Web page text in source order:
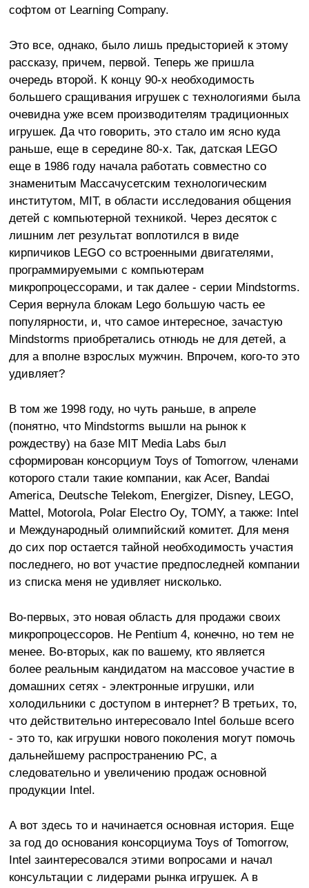
софтом от Learning Company.
Это все, однако, было лишь предысторией к этому
рассказу, причем, первой. Теперь же пришла
очередь второй. К концу 90-х необходимость
большего сращивания игрушек с технологиями была
очевидна уже всем производителям традиционных
игрушек. Да что говорить, это стало им ясно куда
раньше, еще в середине 80-х. Так, датская LEGO
еще в 1986 году начала работать совместно со
знаменитым Массачусетским технологическим
институтом, MIT, в области исследования общения
детей с компьютерной техникой. Через десяток с
лишним лет результат воплотился в виде
кирпичиков LEGO со встроенными двигателями,
программируемыми с компьютерам
микропроцессорами, и так далее - серии Mindstorms.
Серия вернула блокам Lego большую часть ее
популярности, и, что самое интересное, зачастую
Mindstorms приобретались отнюдь не для детей, а
для а вполне взрослых мужчин. Впрочем, кого-то это
удивляет?
В том же 1998 году, но чуть раньше, в апреле
(понятно, что Mindstorms вышли на рынок к
рождеству) на базе MIT Media Labs был
сформирован консорциум Toys of Tomorrow, членами
которого стали такие компании, как Acer, Bandai
America, Deutsche Telekom, Energizer, Disney, LEGO,
Mattel, Motorola, Polar Electro Oy, TOMY, а также: Intel
и Международный олимпийский комитет. Для меня
до сих пор остается тайной необходимость участия
последнего, но вот участие предпоследней компании
из списка меня не удивляет нисколько.
Во-первых, это новая область для продажи своих
микропроцессоров. Не Pentium 4, конечно, но тем не
менее. Во-вторых, как по вашему, кто является
более реальным кандидатом на массовое участие в
домашних сетях - электронные игрушки, или
холодильники с доступом в интернет? В третьих, то,
что действительно интересовало Intel больше всего
- это то, как игрушки нового поколения могут помочь
дальнейшему распространению PC, а
следовательно и увеличению продаж основной
продукции Intel.
А вот здесь то и начинается основная история. Еще
за год до основания консорциума Toys of Tomorrow,
Intel заинтересовался этими вопросами и начал
консультации с лидерами рынка игрушек. А в